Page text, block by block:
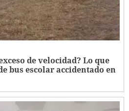
de velocidad? Lo que
bus escolar accidentado en